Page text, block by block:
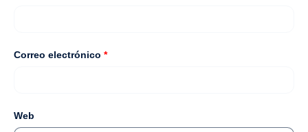
Correo electrónico *
Web